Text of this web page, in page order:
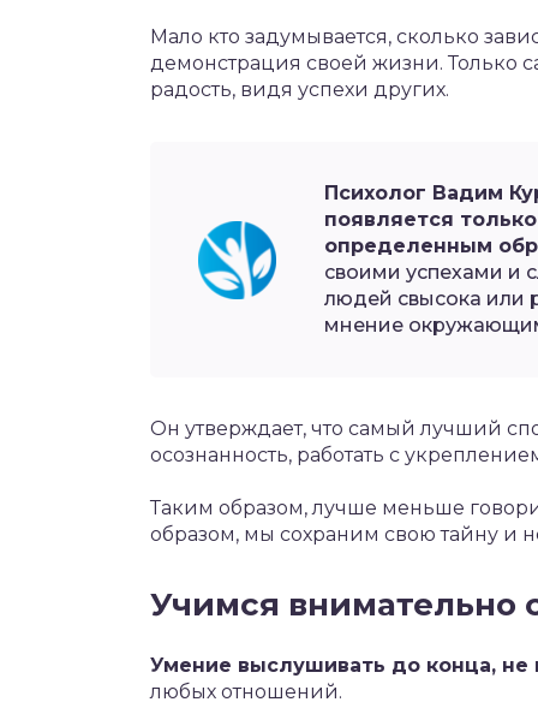
Мало кто задумывается, сколько
демонстрация своей жизни. Только
радость, видя успехи других.
Психолог Вадим
появляется
определенным
своими успехами и
людей свысока или
мнение
Он утверждает, что самый лучший
осознанность, работать с
Таким образом, лучше меньше
образом, мы сохраним свою тайну и
Учимся внимательно
Умение выслушивать до конца, не
любых отношений.